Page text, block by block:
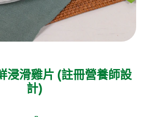
浸滑雞片 (註冊營養師設
計)